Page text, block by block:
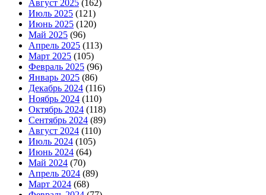
Август 2025 (162)
Июль 2025 (121)
Июнь 2025 (120)
Май 2025 (96)
Апрель 2025 (113)
Март 2025 (105)
Февраль 2025 (96)
Январь 2025 (86)
Декабрь 2024 (116)
Ноябрь 2024 (110)
Октябрь 2024 (118)
Сентябрь 2024 (89)
Август 2024 (110)
Июль 2024 (105)
Июнь 2024 (64)
Май 2024 (70)
Апрель 2024 (89)
Март 2024 (68)